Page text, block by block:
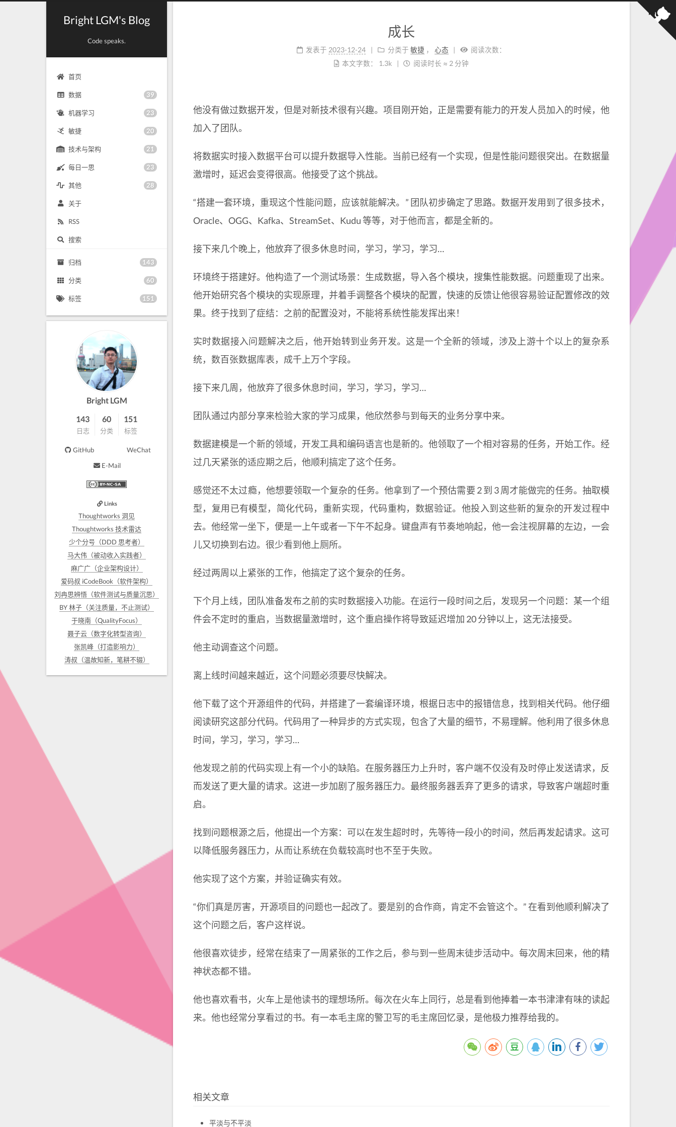
Bright LGM's Blog
Code speaks.
首页
数据 39
机器学习 23
敏捷 20
技术与架构 21
每日一思 23
其他 28
关于
RSS
搜索
归档 143
分类 60
标签 151
成长
发表于 2023-12-24 分类于 敏捷 ， 心态
阅读次数：
本文字数：
1.3k 阅读时长 ≈ 2 分钟
他没有做过数据开发，但是对新技术很有兴趣。项目刚开始，正是需要有能力的开发人员加入的时候，他
加入了团队。
将数据实时接入数据平台可以提升数据导入性能。当前已经有一个实现，但是性能问题很突出。在数据量
激增时，延迟会变得很高。他接受了这个挑战。
“搭建一套环境，重现这个性能问题，应该就能解决。” 团队初步确定了思路。数据开发用到了很多技术，
Oracle、OGG、Kafka、StreamSet、Kudu 等等，对于他而言，都是全新的。
接下来几个晚上，他放弃了很多休息时间，学习，学习，学习…
环境终于搭建好。他构造了一个测试场景：生成数据，导入各个模块，搜集性能数据。问题重现了出来。
他开始研究各个模块的实现原理，并着手调整各个模块的配置，快速的反馈让他很容易验证配置修改的效
果。终于找到了症结：之前的配置没对，不能将系统性能发挥出来！
实时数据接入问题解决之后，他开始转到业务开发。这是一个全新的领域，涉及上游十个以上的复杂系
统，数百张数据库表，成千上万个字段。
接下来几周，他放弃了很多休息时间，学习，学习，学习…
团队通过内部分享来检验大家的学习成果，他欣然参与到每天的业务分享中来。
数据建模是一个新的领域，开发工具和编码语言也是新的。他领取了一个相对容易的任务，开始工作。经
过几天紧张的适应期之后，他顺利搞定了这个任务。
感觉还不太过瘾，他想要领取一个复杂的任务。他拿到了一个预估需要 2 到 3 周才能做完的任务。抽取模
型，复用已有模型，简化代码，重新实现，代码重构，数据验证。他投入到这些新的复杂的开发过程中
去。他经常一坐下，便是一上午或者一下午不起身。键盘声有节奏地响起，他一会注视屏幕的左边，一会
儿又切换到右边。很少看到他上厕所。
经过两周以上紧张的工作，他搞定了这个复杂的任务。
下个月上线，团队准备发布之前的实时数据接入功能。在运行一段时间之后，发现另一个问题：某一个组
件会不定时的重启，当数据量激增时，这个重启操作将导致延迟增加 20 分钟以上，这无法接受。
他主动调查这个问题。
离上线时间越来越近，这个问题必须要尽快解决。
他下载了这个开源组件的代码，并搭建了一套编译环境，根据日志中的报错信息，找到相关代码。他仔细
阅读研究这部分代码。代码用了一种异步的方式实现，包含了大量的细节，不易理解。他利用了很多休息
时间，学习，学习，学习…
他发现之前的代码实现上有一个小的缺陷。在服务器压力上升时，客户端不仅没有及时停止发送请求，反
而发送了更大量的请求。这进一步加剧了服务器压力。最终服务器丢弃了更多的请求，导致客户端超时重
启。
找到问题根源之后，他提出一个方案：可以在发生超时时，先等待一段小的时间，然后再发起请求。这可
以降低服务器压力，从而让系统在负载较高时也不至于失败。
他实现了这个方案，并验证确实有效。
“你们真是厉害，开源项目的问题也一起改了。要是别的合作商，肯定不会管这个。” 在看到他顺利解决了
这个问题之后，客户这样说。
他很喜欢徒步，经常在结束了一周紧张的工作之后，参与到一些周末徒步活动中。每次周末回来，他的精
神状态都不错。
他也喜欢看书，火车上是他读书的理想场所。每次在火车上同行，总是看到他捧着一本书津津有味的读起
来。他也经常分享看过的书。有一本毛主席的警卫写的毛主席回忆录，是他极力推荐给我的。
相关文章
平淡与不平淡
Bright LGM
143
日志
60
分类
151
标签
GitHub
WeChat
E-Mail
Links
Thoughtworks 洞见
Thoughtworks 技术雷达
少个分号（DDD 思考者）
马大伟（被动收入实践者）
麻广广（企业架构设计）
爱码叔 iCodeBook（软件架构）
刘冉思辨悟（软件测试与质量沉思）
BY 林子（关注质量，不止测试）
于晓南（QualityFocus）
聂子云（数字化转型咨询）
张凯峰（打造影响力）
涛叔（温故知新，笔耕不辍）